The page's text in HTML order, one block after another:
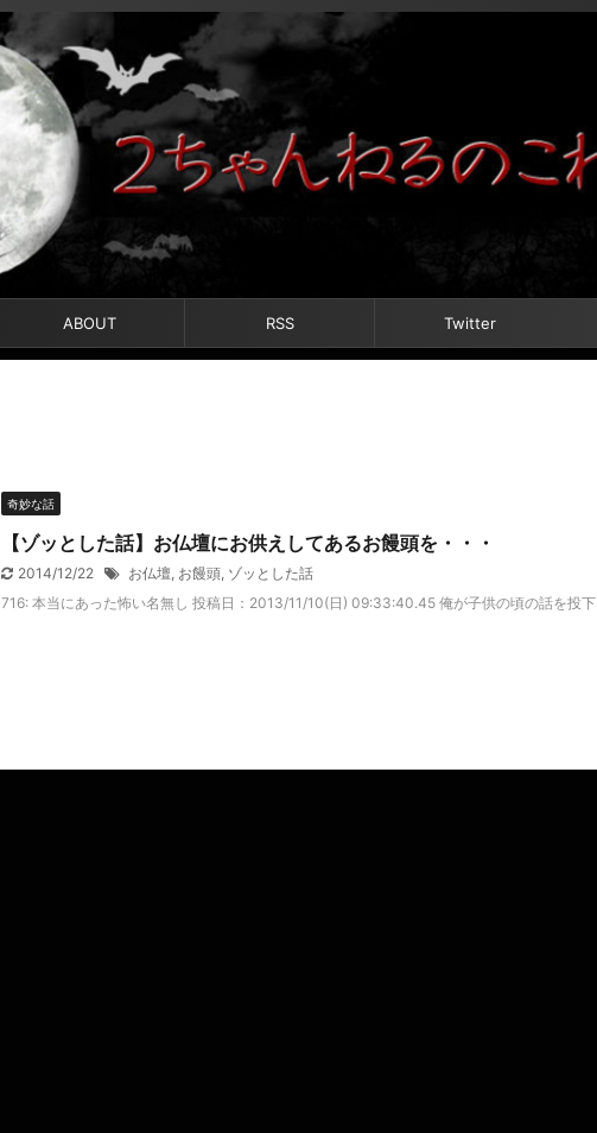
ABOUT RSS Twitter
奇妙な話
【ゾッとした話】お仏壇にお供えしてあるお饅頭を・・・
2014/12/22 お仏壇 お饅頭 ゾッとした話
716: 本当にあった怖い名無し 投稿日：2013/11/10(日) 09:33:40.45 俺が子供の頃の話を投下